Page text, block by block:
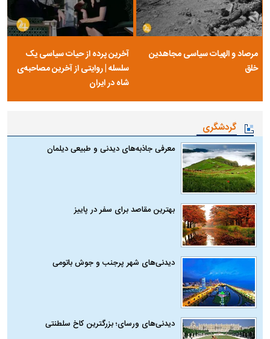
مرصاد و الهیات سیاسی مجاهدین
خلق
آخرین پرده از حیات سیاسی یک
سلسله | روایتی از آخرین مصاحبه‌ی
شاه در ایران
گردشگری
معرفی جاذبه‌های دیدنی و طبیعی دیلمان
بهترین مقاصد برای سفر در پاییز
دیدنی‌های شهر پرجنب و جوش باتومی
دیدنی‌های ورسای؛ بزرگترین کاخ سلطنتی